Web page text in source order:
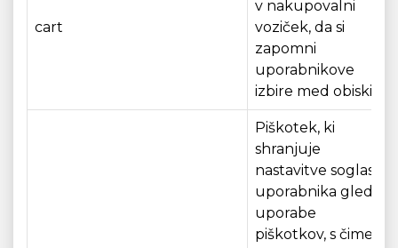
cart
v nakupovalni
voziček, da si
zapomni
uporabnikove
izbire med obiski.
Piškotek, ki
shranjuje
nastavitve soglasja
uporabnika glede
uporabe
piškotkov, s čimer